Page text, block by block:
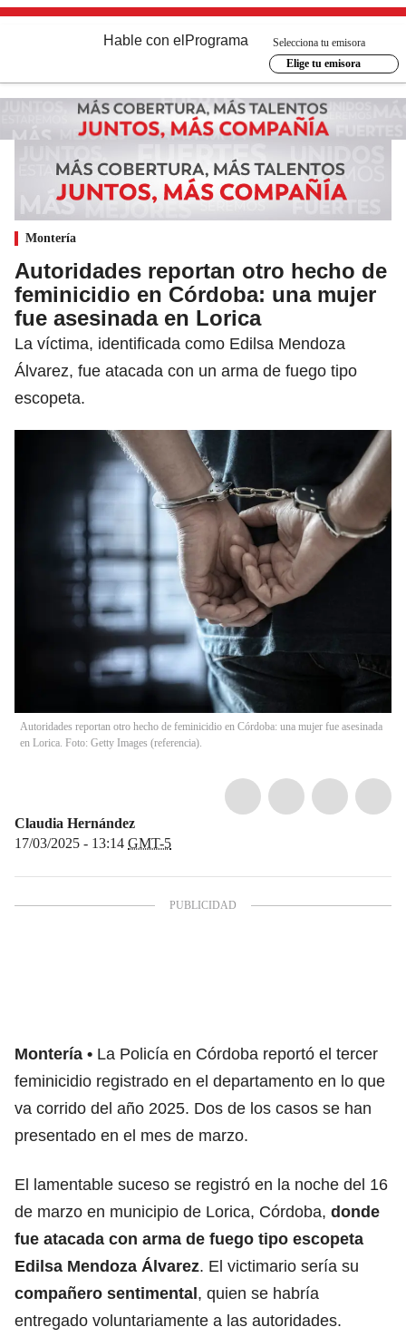
Hable con el Programa
Selecciona tu emisora
Elige tu emisora
Montería
Autoridades reportan otro hecho de
feminicidio en Córdoba: una mujer
fue asesinada en Lorica
La víctima, identificada como Edilsa Mendoza
Álvarez, fue atacada con un arma de fuego tipo
escopeta.
Autoridades reportan otro hecho de feminicidio en Córdoba: una mujer fue asesinada
en Lorica. Foto: Getty Images (referencia).
Claudia Hernández
17/03/2025 - 13:14 GMT-5
Montería
La Policía en Córdoba reportó el tercer
feminicidio registrado en el departamento en lo que
va corrido del año 2025. Dos de los casos se han
presentado en el mes de marzo.
El lamentable suceso se registró en la noche del 16
de marzo en municipio de Lorica, Córdoba, donde
fue atacada con arma de fuego tipo escopeta
Edilsa Mendoza Álvarez. El victimario sería su
compañero sentimental, quien se habría
entregado voluntariamente a las autoridades.